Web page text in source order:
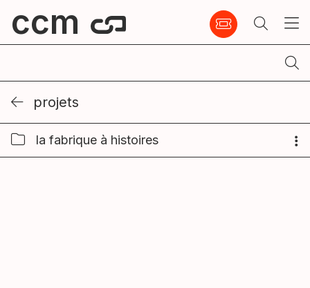
ccm
projets
la fabrique à histoires